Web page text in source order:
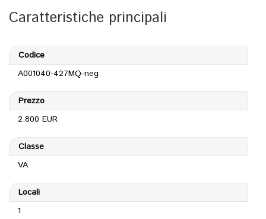
Caratteristiche principali
Codice
A001040-427MQ-neg
Prezzo
2.800 EUR
Classe
VA
Locali
1